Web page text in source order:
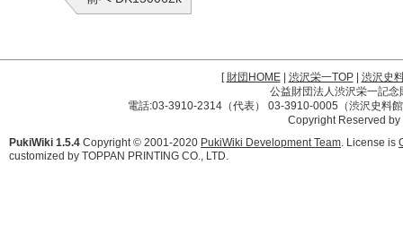
[財団HOME| 渋沢栄一TOP| 渋沢史
公益財団法人渋沢栄一記
電話:03-3910-2314（代表） 03-3910-0005（渋沢史料
Copyright Reserved
PukiWiki 1.5.4 Copyright © 2001-2020 PukiWiki Development Team. License is
customized by TOPPAN PRINTING CO., LTD.